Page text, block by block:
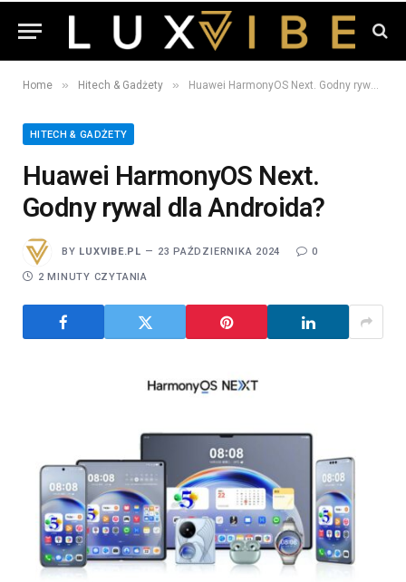
Home » Hitech & Gadżety » Huawei HarmonyOS Next. Godny rywal dla Androida?
HITECH & GADŻETY
Huawei HarmonyOS Next.
Godny rywal dla Androida?
BY LUXVIBE.PL 23 PAŹDZIERNIKA 2024 0
2 MINUTY CZYTANIA